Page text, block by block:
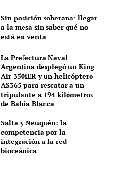
Sin posición soberana: llegar
a la mesa sin saber qué no
está en venta
La Prefectura Naval
Argentina desplegó un King
Air 350iER y un helicóptero
AS365 para rescatar a un
tripulante a 194 kilómetros
de Bahía Blanca
Salta y Neuquén: la
competencia por la
integración a la red
bioceánica